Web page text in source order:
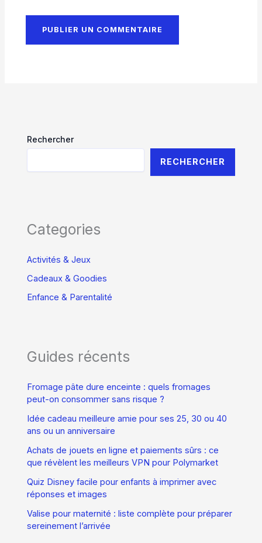
Rechercher
RECHERCHER
Categories
Activités & Jeux
Cadeaux & Goodies
Enfance & Parentalité
Guides récents
Fromage pâte dure enceinte : quels fromages
peut-on consommer sans risque ?
Idée cadeau meilleure amie pour ses 25, 30 ou 40
ans ou un anniversaire
Achats de jouets en ligne et paiements sûrs : ce
que révèlent les meilleurs VPN pour Polymarket
Quiz Disney facile pour enfants à imprimer avec
réponses et images
Valise pour maternité : liste complète pour préparer
sereinement l’arrivée